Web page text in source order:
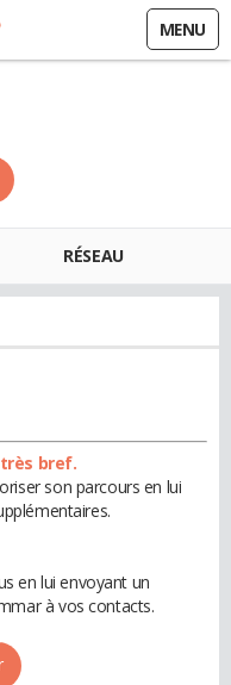
MENU
RÉSEAU
bref.
son parcours en lui
en lui envoyant un
à vos contacts.